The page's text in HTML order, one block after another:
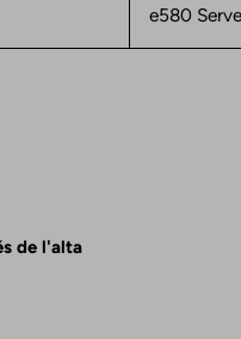
e580
de
de l'alta